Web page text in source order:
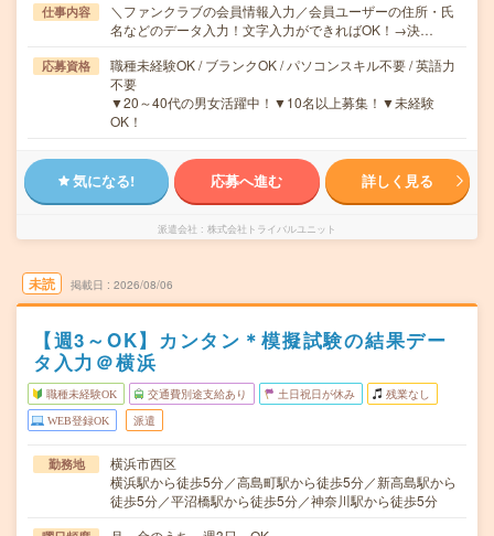
仕事内容
＼ファンクラブの会員情報入力／会員ユーザーの住所・氏
名などのデータ入力！文字入力ができればOK！→決…
応募資格
職種未経験OK / ブランクOK / パソコンスキル不要 / 英語力
不要
▼20～40代の男女活躍中！▼10名以上募集！▼未経験
OK！
気になる! 応募へ進む 詳しく見る
派遣会社 株式会社トライバルユニット
未読 掲載日 2026/08/06
【週3～OK】カンタン＊模擬試験の結果デー
タ入力＠横浜
職種未経験OK 交通費別途支給あり 土日祝日が休み 残業なし
WEB登録OK 派遣
勤務地
横浜市西区
横浜駅から徒歩5分／高島町駅から徒歩5分／新高島駅から
徒歩5分／平沼橋駅から徒歩5分／神奈川駅から徒歩5分